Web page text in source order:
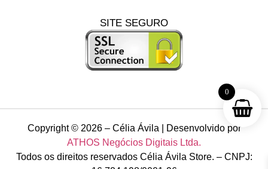
SITE SEGURO
Copyright © 2026 – Célia Ávila | Desenvolvido por
ATHOS Negócios Digitais Ltda.
Todos os direitos reservados Célia Ávila Store. – CNPJ:
0